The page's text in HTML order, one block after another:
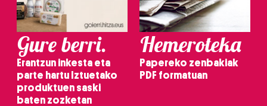
Gure berri.
Erantzun inkesta eta
parte hartu Iztuetako
produktuen saski
baten zozketan
Hemeroteka
Papereko zenbakiak
PDF formatuan